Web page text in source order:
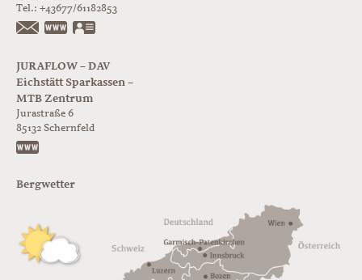
Tel.: +43677/61182853
https://www.glorer-huette.at/
JURAFLOW – DAV
Eichstätt Sparkassen –
MTB Zentrum
Jurastraße 6
85132 Schernfeld
Bergwetter